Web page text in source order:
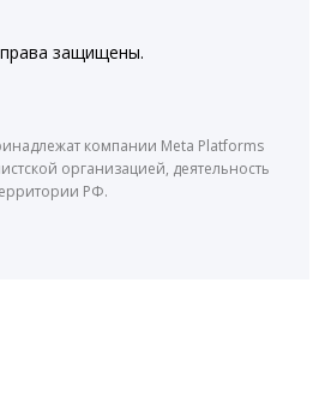
защищены.
компании Meta Platforms
организацией, деятельность
РФ.